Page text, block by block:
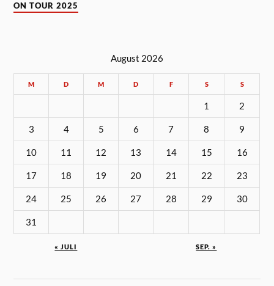
ON TOUR 2025
August 2026
M D M D F S S
1 2
3 4 5 6 7 8 9
10 11 12 13 14 15 16
17 18 19 20 21 22 23
24 25 26 27 28 29 30
31
« JULI SEP. »